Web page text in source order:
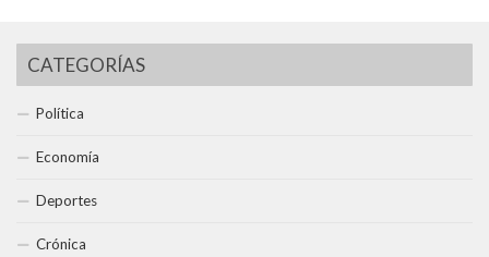
CATEGORÍAS
Política
Economía
Deportes
Crónica